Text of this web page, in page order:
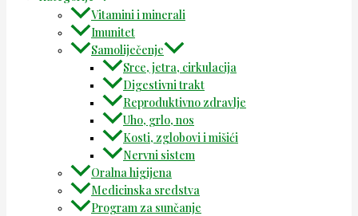
Vitamini i minerali
Imunitet
Samoliječenje
Srce, jetra, cirkulacija
Digestivni trakt
Reproduktivno zdravlje
Uho, grlo, nos
Kosti, zglobovi i mišići
Nervni sistem
Oralna higijena
Medicinska sredstva
Program za sunčanje